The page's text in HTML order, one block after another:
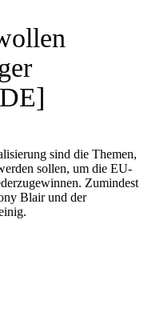
sind die Themen,
sollen, um die EU-
Zumindest
Blair und der